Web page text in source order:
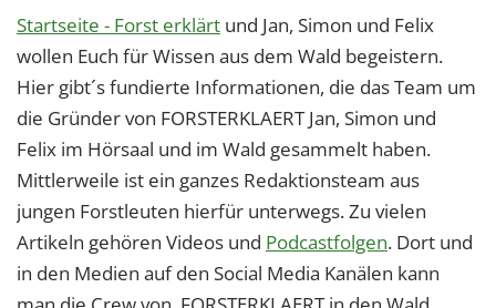
Startseite - Forst erklärt und Jan, Simon und Felix
wollen Euch für Wissen aus dem Wald begeistern.
Hier gibt´s fundierte Informationen, die das Team um
die Gründer von FORSTERKLAERT Jan, Simon und
Felix im Hörsaal und im Wald gesammelt haben.
Mittlerweile ist ein ganzes Redaktionsteam aus
jungen Forstleuten hierfür unterwegs. Zu vielen
Artikeln gehören Videos und Podcastfolgen. Dort und
in den Medien auf den Social Media Kanälen kann